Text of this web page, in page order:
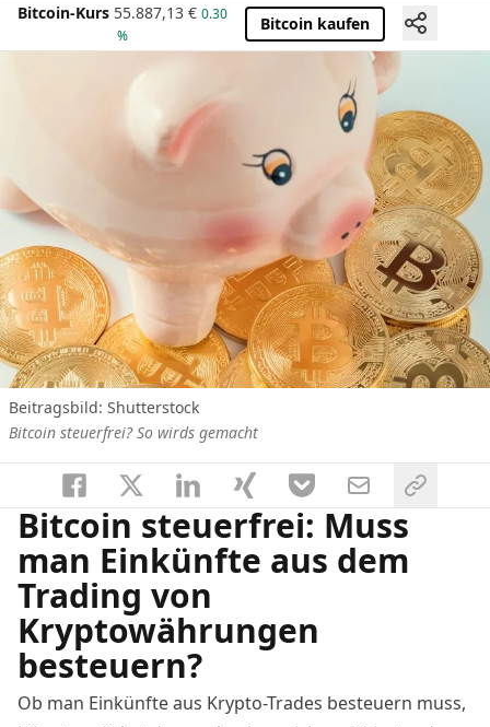
Bitcoin-Kurs 55.887,13 € 0.30
%
Bitcoin kaufen
Beitragsbild: Shutterstock
Bitcoin steuerfrei? So wirds gemacht
Bitcoin steuerfrei: Muss
man Einkünfte aus dem
Trading von
Kryptowährungen
besteuern?
Ob man Einkünfte aus Krypto-Trades besteuern muss,